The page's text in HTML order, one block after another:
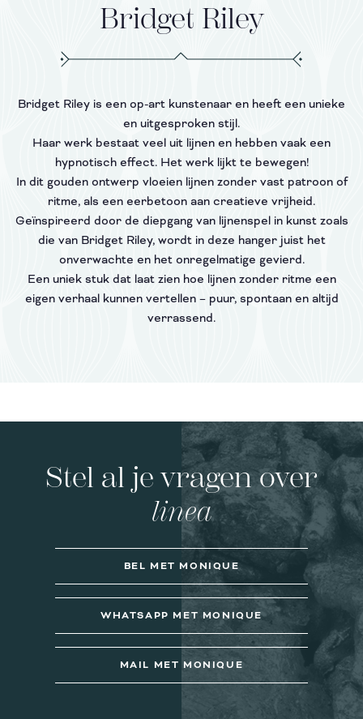
Bridget Riley
Bridget Riley is een op-art kunstenaar en heeft een unieke
en uitgesproken stijl.
Haar werk bestaat veel uit lijnen en hebben vaak een
hypnotisch effect. Het werk lijkt te bewegen!
In dit gouden ontwerp vloeien lijnen zonder vast patroon of
ritme, als een eerbetoon aan creatieve vrijheid.
Geïnspireerd door de diepgang van lijnenspel in kunst zoals
die van Bridget Riley, wordt in deze hanger juist het
onverwachte en het onregelmatige gevierd.
Een uniek stuk dat laat zien hoe lijnen zonder ritme een
eigen verhaal kunnen vertellen – puur, spontaan en altijd
verrassend.
Stel al je vragen over
linea
BEL MET MONIQUE
WHATSAPP MET MONIQUE
MAIL MET MONIQUE